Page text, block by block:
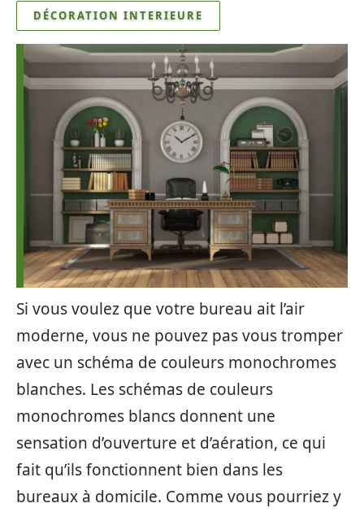
DÉCORATION INTERIEURE
Si vous voulez que votre bureau ait l’air
moderne, vous ne pouvez pas vous tromper
avec un schéma de couleurs monochromes
blanches. Les schémas de couleurs
monochromes blancs donnent une
sensation d’ouverture et d’aération, ce qui
fait qu’ils fonctionnent bien dans les
bureaux à domicile. Comme vous pourriez y